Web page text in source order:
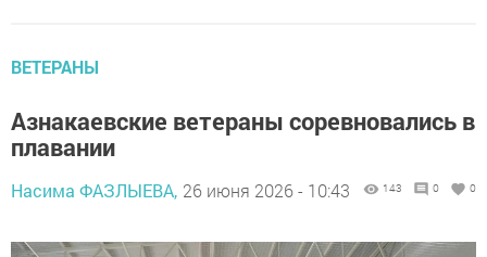
ВЕТЕРАНЫ
Азнакаевские ветераны соревновались в
плавании
Насима ФАЗЛЫЕВА, 26 июня 2026 - 10:43 143 0 0